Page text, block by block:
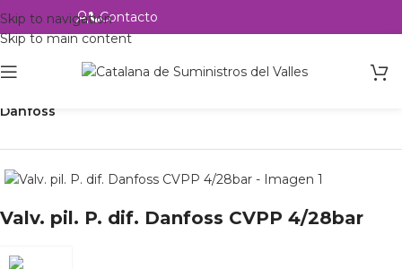
Skip to navigation
Skip to main content
Contacto
Danfoss
Valv. pil. P. dif. Danfoss CVPP 4/28bar